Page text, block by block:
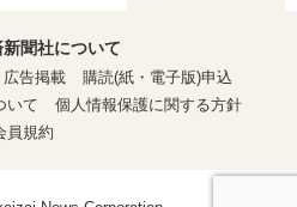
聞社について
広告掲載
購読(紙・電子版)申込
いて
個人情報保護に関する方針
員規約